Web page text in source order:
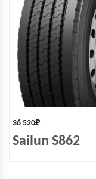
36 520₽
Sailun S862